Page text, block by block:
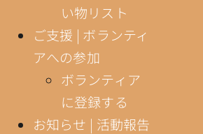
い物リスト
ご支援 | ボランティ
アへの参加
ボランティア
に登録する
お知らせ | 活動報告